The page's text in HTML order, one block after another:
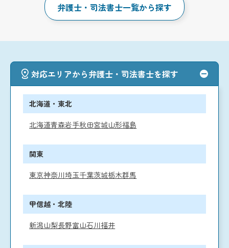
弁護士・司法書士一覧から探す
対応エリアから弁護士・司法書士を探す
北海道・東北
北海道青森岩手秋田宮城山形福島
関東
東京神奈川埼玉千葉茨城栃木群馬
甲信越・北陸
新潟山梨長野富山石川福井